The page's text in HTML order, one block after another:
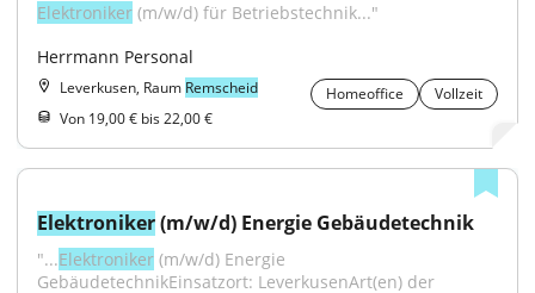
Elektroniker (m/w/d) für Betriebstechnik..."
Herrmann Personal
Leverkusen, Raum Remscheid Homeoffice
Vollzeit
Von 19,00 € bis 22,00 €
Elektroniker (m/w/d) Energie Gebäudetechnik
"...Elektroniker (m/w/d) Energie
GebäudetechnikEinsatzort: LeverkusenArt(en) der